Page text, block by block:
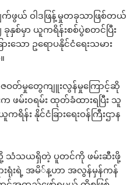
က်ဖွယ် ဝါဒဖြန့်မှုတခုသာဖြစ်တယ်
စ်မှာ ယူကရိန်းစစ်ပွဲစတင်ပြီး
သော ဥရောပနိုင်ငံရေးသမား
ဝတ်မှုတွေကျူးလွန်မှုကြောင့်ဆို
ဖမ်း၀ရမ်း ထုတ်ခံထားရပြီး သူ
နိုင်ငံခြားရေးဝန်ကြီးဌာန
သံသယရှိတဲ့ ပူတင်ကို ဖမ်းဆီးဖို့
ရုံးရဲ့ အမိ်န့ဟာ အလွန်မှန်ကန်